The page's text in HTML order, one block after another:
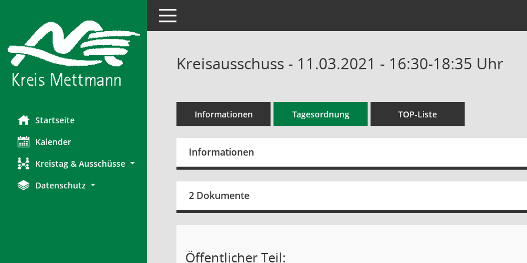
Startseite
Kalender
Kreistag & Ausschüsse
Datenschutz
Toggle navigation
Kreisausschuss - 11.03.2021 - 16:30-18:35 Uhr
Informationen Tagesordnung TOP-Liste
Informationen
2 Dokumente
Öffentlicher Teil: